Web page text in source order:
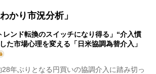
かり市況分析」
レンド転換のスイッチになり得る」“介入慣
た市場心理を変える「日米協調為替介入」
年ぶりとなる円買いの協調介入に踏み切っ